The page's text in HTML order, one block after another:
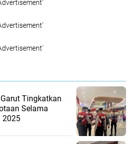
Tingkatkan
Selama
2025